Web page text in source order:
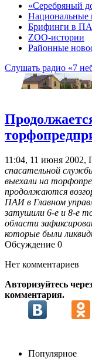
«Серебряный
Национальные
Брифинги в
ZOO-истории
Районные
Слушать радио «7
11:04, 11 июня
спасательной
выехали на
продолжаются
ПАИ в Главном
затушили 6-е и 8-е
области
которые были
Обсуждение 0
Нет комментариев
Авторизуйтесь
комментария.
Популярное